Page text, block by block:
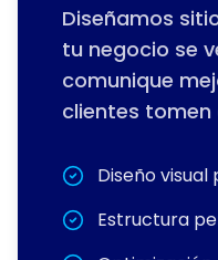
Diseñamos
tu negocio se
comunique
clientes tomen
Diseño visual
Estructura